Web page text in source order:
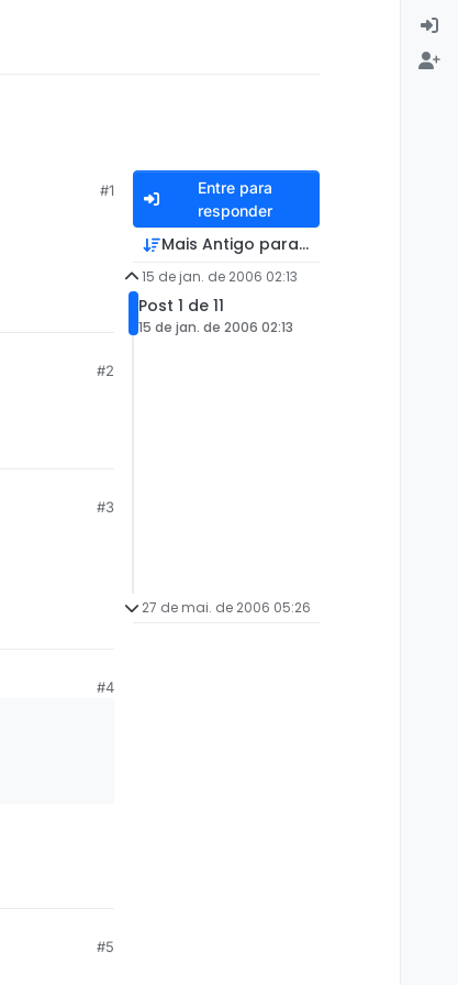
#1
#2
#3
#4
#5
Entre para
responder
Mais Antigo para Mais Recente
15 de jan. de 2006 02:13
Post 1 de 11
15 de jan. de 2006 02:13
27 de mai. de 2006 05:26